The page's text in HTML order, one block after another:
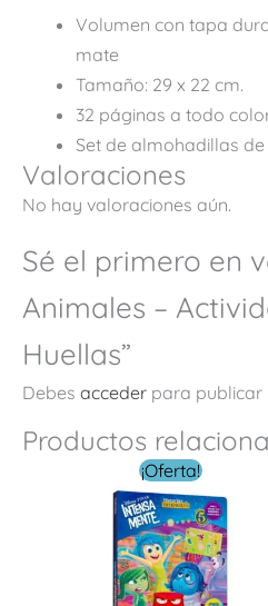
Volumen con tapa
mate
Tamaño: 29 x 22 cm.
32 páginas a todo
Set de almohadillas de
Valoraciones
No hay valoraciones aún.
Sé el primero en
Animales –
Huellas”
Debes acceder para publicar
Productos
¡Oferta!
El
precio
original
era:
$ 199.00.